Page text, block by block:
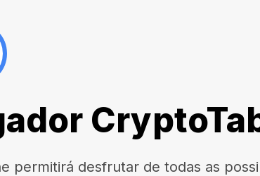
permitirá desfrutar de todas as